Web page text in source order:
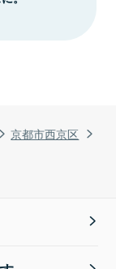
京都市西京区